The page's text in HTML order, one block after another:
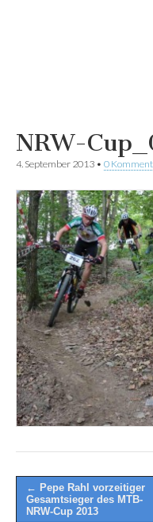
NRW-
4. September 2013 • 0
Post
navigation
← Pepe Rahl vorzeitiger
Gesamtsieger des MTB-
NRW-Cup 2013